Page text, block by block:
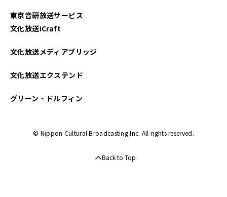
2021年03月
東京音研放送サービス
文化放送iCraft
文化放送メディアブリッジ
文化放送エクステンド
グリーン・ドルフィン
© Nippon Cultural Broadcasting Inc. All rights reserved.
Back to Top